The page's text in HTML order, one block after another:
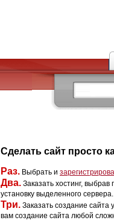
Сделать сайт просто
Раз. Выбрать и
Два. Заказать хостинг,
установку выделенного сервера.
Три. Заказать создание
вам создание сайта любой